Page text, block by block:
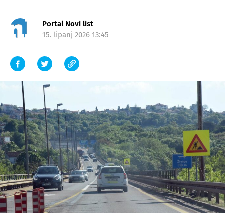
Portal Novi list
15. lipanj 2026 13:45